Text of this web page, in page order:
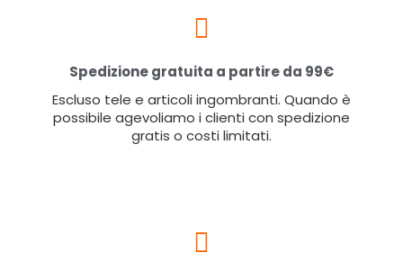
Spedizione gratuita a partire da 99€
Escluso tele e articoli ingombranti. Quando è
possibile agevoliamo i clienti con spedizione
gratis o costi limitati.